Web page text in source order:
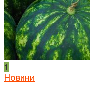
1
Новини